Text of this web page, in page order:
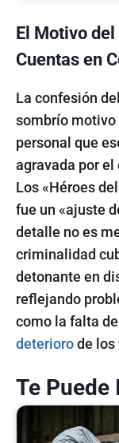
El Motivo
Cuentas en
La confesión
sombrío motivo
personal que
agravada por
Los «Héroes
fue un «ajuste
detalle no es
criminalidad
detonante en
reflejando
como la falta de
deteriorode los
Te Puede